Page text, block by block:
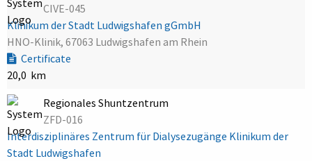
CIVE-045
Klinikum der Stadt Ludwigshafen gGmbH
HNO-Klinik, 67063 Ludwigshafen am Rhein
Certificate
20,0 km
Regionales Shuntzentrum
ZFD-016
Interdisziplinäres Zentrum für Dialysezugänge Klinikum der
Stadt Ludwigshafen